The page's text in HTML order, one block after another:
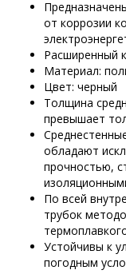
от коррозии
Расширенный
Материал:
Цвет: черный
Толщина
превышает
обладают
прочностью,
По всей
трубок
Устойчивы к
погодным